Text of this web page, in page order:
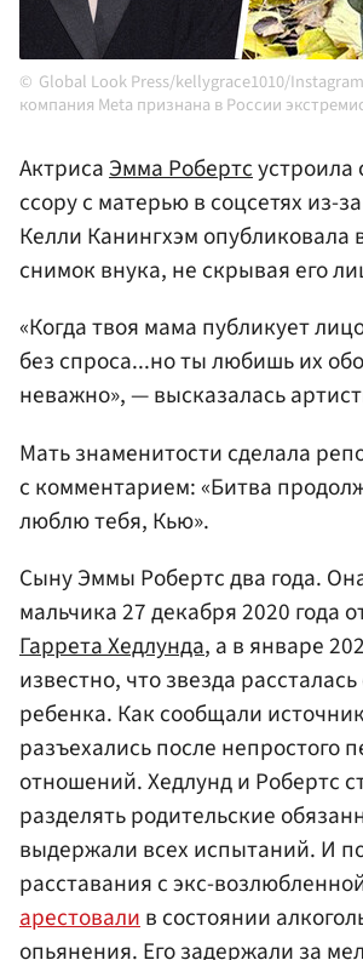
Global Look Press/kellygrace1010/
компания Meta признана в России
АктрисаЭмма Робертс
ссору с матерью в соцсетях из-
Келли Канингхэм опубликовала
снимок внука, не скрывая его
«Когда твоя мама публикует
без спроса...но ты любишь их
неважно», — высказалась
Мать знаменитости сделала
с комментарием: «Битва
люблю тебя, Кью».
Сыну Эммы Робертс два года.
мальчика 27 декабря 2020 года
Гаррета Хедлунда, а в январе
известно, что звезда
ребенка. Как сообщали
разъехались после непростого
отношений. Хедлунд и Робертс
разделять родительские
выдержали всех испытаний. И
расставания с экс-
арестовалив состоянии
опьянения. Его задержали за